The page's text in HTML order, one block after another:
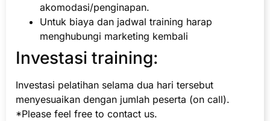
akomodasi/penginapan.
Untuk biaya dan jadwal training harap
menghubungi marketing kembali
Investasi training:
Investasi pelatihan selama dua hari tersebut
menyesuaikan dengan jumlah peserta (on call).
*Please feel free to contact us.